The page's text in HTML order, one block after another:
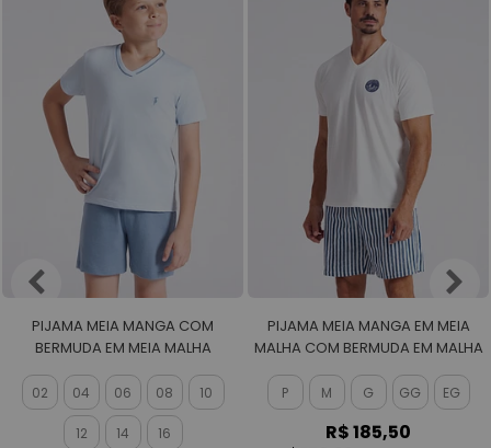
PIJAMA MEIA MANGA COM
BERMUDA EM MEIA MALHA
02 04 06 08 10
12 14 16
PIJAMA MEIA MANGA EM MEIA
MALHA COM BERMUDA EM MALHA
P M G GG EG
R$ 185,50